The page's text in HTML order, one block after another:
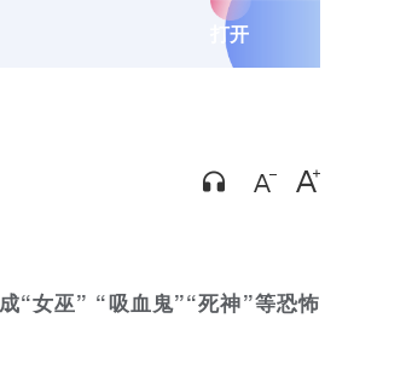
打开
“女巫” “吸血鬼”“死神”等恐怖